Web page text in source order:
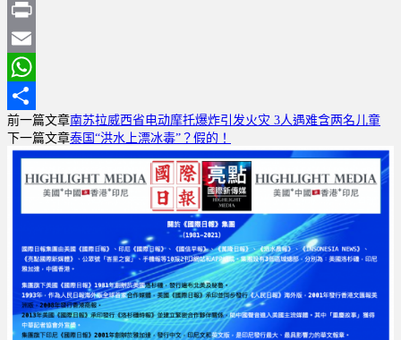
Sina
Weibo
Print
Email
WhatsApp
分
享
前一篇文章南苏拉威西省电动摩托爆炸引发火灾 3人遇难含两名儿童
下一篇文章泰国“洪水上漂冰毒”？假的！